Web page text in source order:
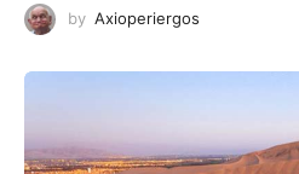
by Axioperiergos